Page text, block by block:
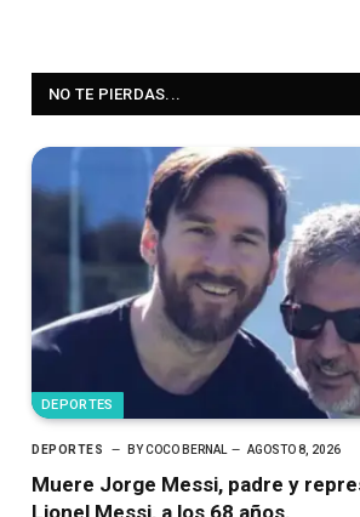
NO TE PIERDAS...
DEPORTES
DEPORTES BYCOCO BERNAL AGOSTO 8, 2026
Muere Jorge Messi, padre y
Lionel Messi, a los 68 años.